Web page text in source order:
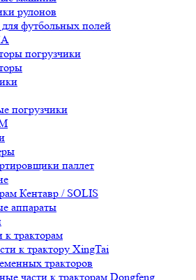
рулонов
футбольных полей
погрузчики
погрузчики
паллет
Кентавр / SOLIS
аппараты
к тракторам
к трактору XingTai
тракторов
части к тракторам Dongfeng